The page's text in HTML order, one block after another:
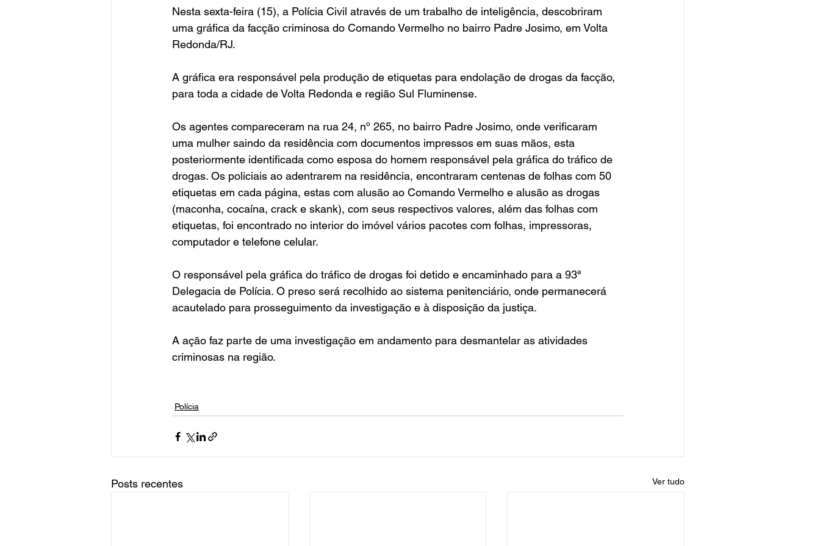
Nesta sexta-feira (15), a Polícia Civil através de um trabalho de inteligência, descobriram
uma gráfica da facção criminosa do Comando Vermelho no bairro Padre Josimo, em Volta
Redonda/RJ.
A gráfica era responsável pela produção de etiquetas para endolação de drogas da facção,
para toda a cidade de Volta Redonda e região Sul Fluminense.
Os agentes compareceram na rua 24, nº 265, no bairro Padre Josimo, onde verificaram
uma mulher saindo da residência com documentos impressos em suas mãos, esta
posteriormente identificada como esposa do homem responsável pela gráfica do tráfico de
drogas. Os policiais ao adentrarem na residência, encontraram centenas de folhas com 50
etiquetas em cada página, estas com alusão ao Comando Vermelho e alusão as drogas
(maconha, cocaína, crack e skank), com seus respectivos valores, além das folhas com
etiquetas, foi encontrado no interior do imóvel vários pacotes com folhas, impressoras,
computador e telefone celular.
O responsável pela gráfica do tráfico de drogas foi detido e encaminhado para a 93ª
Delegacia de Polícia. O preso será recolhido ao sistema penitenciário, onde permanecerá
acautelado para prosseguimento da investigação e à disposição da justiça.
A ação faz parte de uma investigação em andamento para desmantelar as atividades
criminosas na região.
Polícia
Posts recentes Ver tudo